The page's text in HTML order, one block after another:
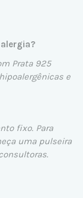
Prata 925
e
fixo. Para
uma pulseira
.